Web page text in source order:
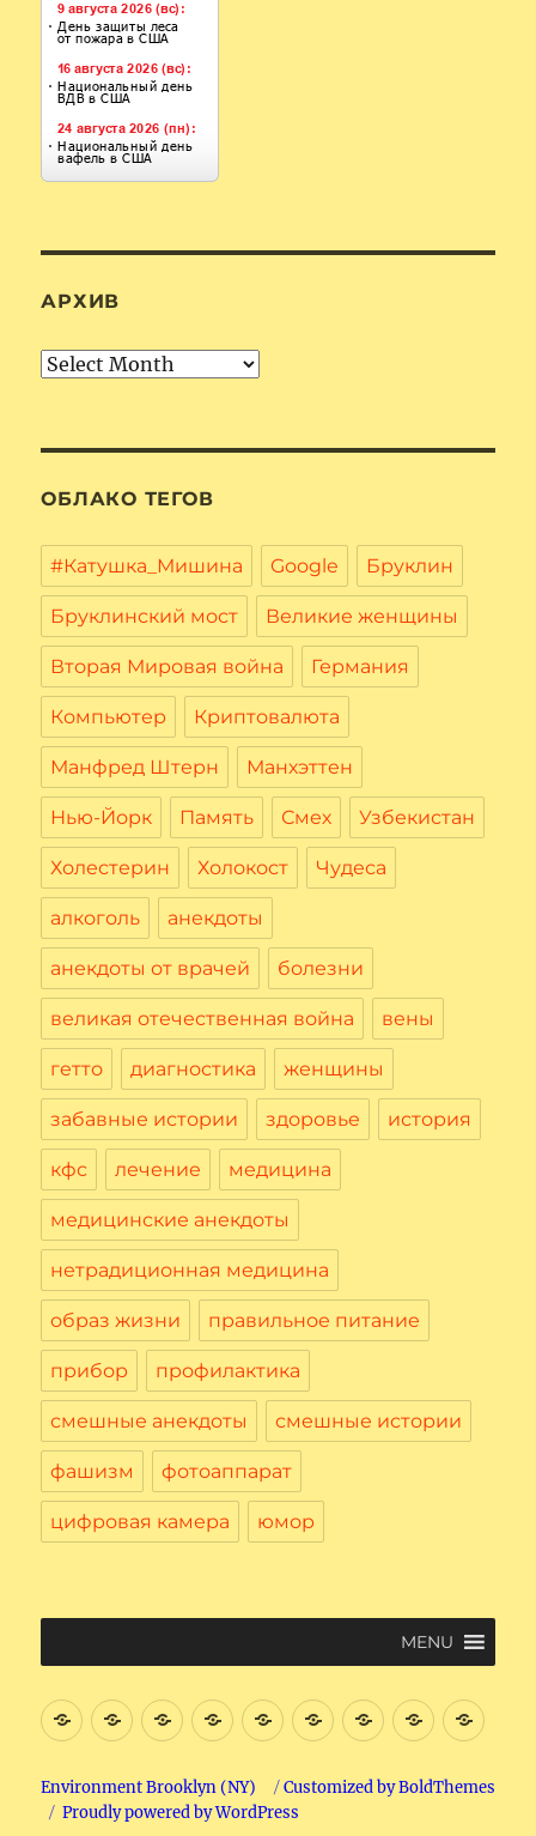
АРХИВ
Архив
ОБЛАКО ТЕГОВ
#Катушка_Мишина Google Бруклин
Бруклинский мост Великие женщины
Вторая Мировая война Германия
Компьютер Криптовалюта
Манфред Штерн Манхэттен
Нью-Йорк Память Смех Узбекистан
Холестерин Холокост Чудеса
алкоголь анекдоты
анекдоты от врачей болезни
великая отечественная война вены
гетто диагностика женщины
забавные истории здоровье история
кфс лечение медицина
медицинские анекдоты
нетрадиционная медицина
образ жизни правильное питание
прибор профилактика
смешные анекдоты смешные истории
фашизм фотоаппарат
цифровая камера юмор
MENU
ВведениеЦифровая
Машина
Общего
Файловая
на
компьютере.
Текстовый
Интернет
Начнем
в
Электронная
Paint
Customized by BoldThemes
Environment Brooklyn (NY)
Proudly powered by WordPress